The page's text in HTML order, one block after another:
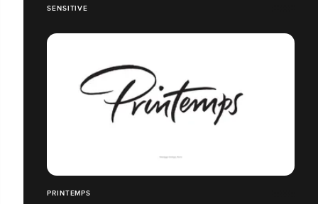
SENSITIVE
PRINTEMPS